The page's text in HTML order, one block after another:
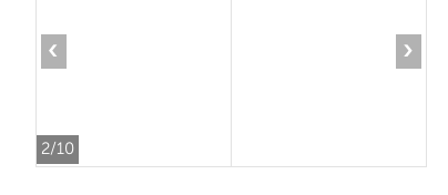
2/10
‹ ›